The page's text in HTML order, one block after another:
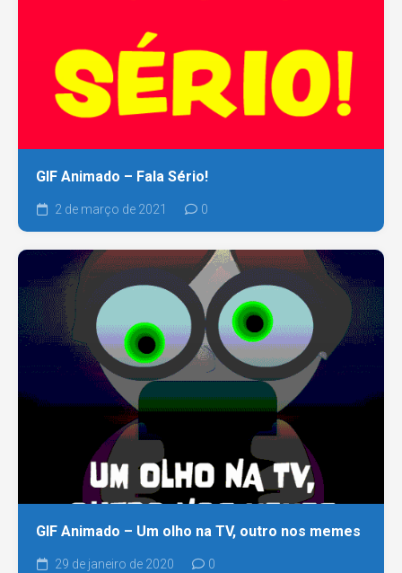
GIF Animado – Fala Sério!
2 de março de 2021 0
GIF Animado – Um olho na TV, outro nos memes
29 de janeiro de 2020 0